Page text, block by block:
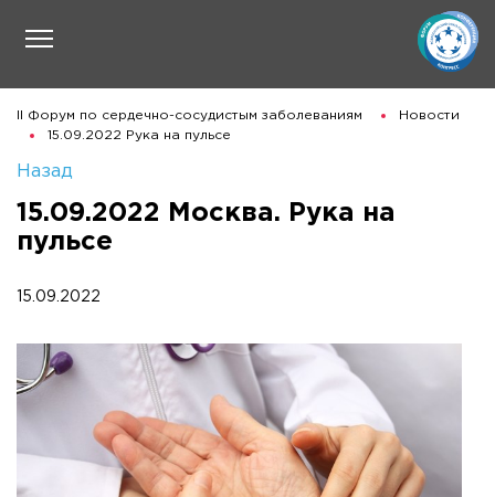
II Форум по сердечно-сосудистым заболеваниям
Новости
15.09.2022 Рука на пульсе
Назад
15.09.2022 Москва. Рука на
пульсе
15.09.2022